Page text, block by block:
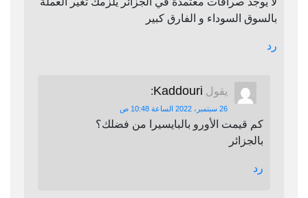
بالسوق السوداء و الفارق كبير
رد
يقول Kaddouri
:
26 سبتمبر، 2022 الساعة 10:48 ص
كم قيمت الأورو بالبايسيرا من فضلك؟
بالجزائر
رد